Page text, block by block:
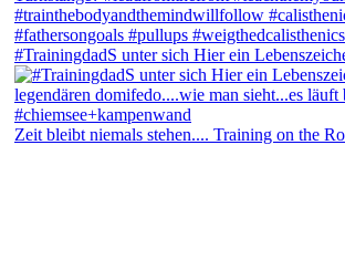
#TrainingdadS unter sich Hier ein
Zeit bleibt niemals stehen.... Training on the